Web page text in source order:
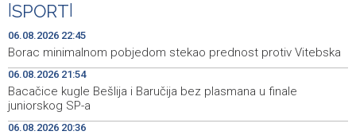
19:55
Drugi Festival bakri okupio mještane i posjetitelje kod
Livna
Novi Travnik receives first direct EU funding for UNESCO
heritage project
19:33
Crishock: OHR maintains an open dialogue with all
political stakeholders in BiH
SPORT
06.08.2026 22:45
Borac minimalnom pobjedom stekao prednost protiv Vitebska
06.08.2026 21:54
Bacačice kugle Bešlija i Baručija bez plasmana u finale
juniorskog SP-a
06.08.2026 20:36